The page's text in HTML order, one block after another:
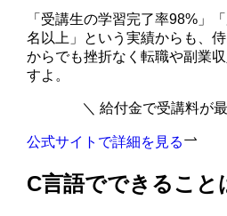
「受講生の学習完了率98%」
名以上」という実績からも、
からでも挫折なく転職や副業
すよ。
＼ 給付金で受講料が
公式サイトで詳細を見る
C言語でできること